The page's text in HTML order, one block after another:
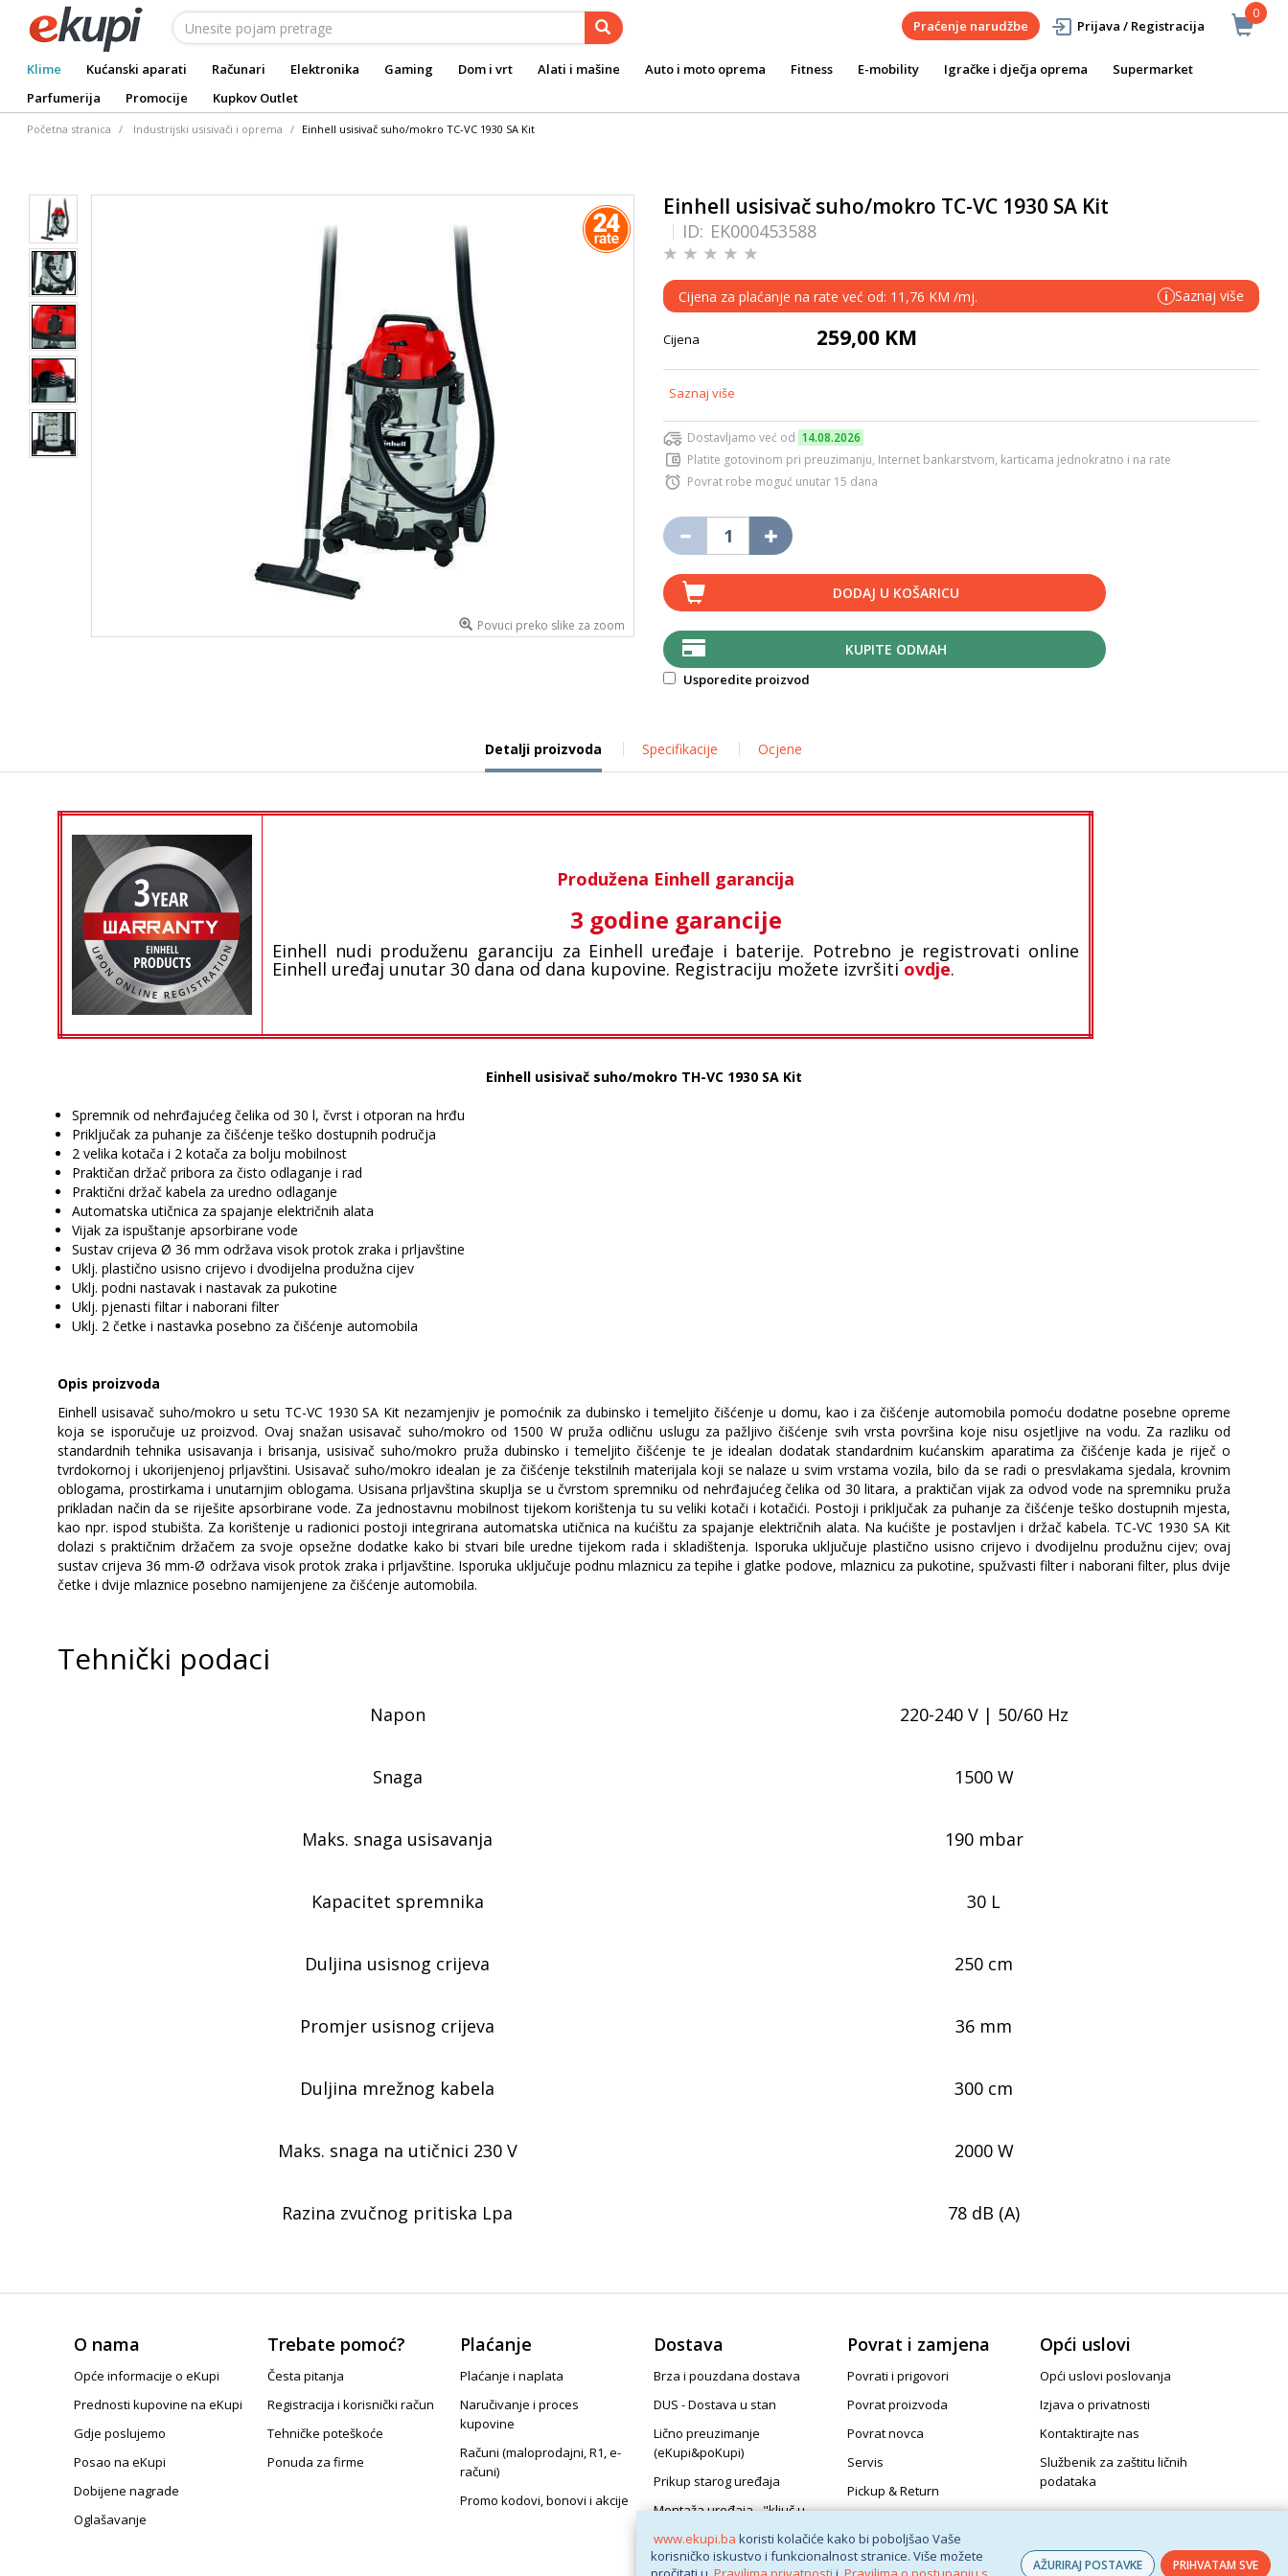
www.ekupi.ba koristi kolačiće kako bi poboljšao Vaše
korisničko iskustvo i funkcionalnost stranice. Više možete
AŽURIRAJ POSTAVKE PRIHVATAM SVE
0
Praćenje narudžbe Prijava / Registracija
Klime Kućanski aparati Računari Elektronika Gaming Dom i vrt Alati i mašine Auto i moto oprema Fitness E-mobility Igračke i dječja oprema
Supermarket
Parfumerija
Promocije Kupkov Outlet
Početna stranica Industrijski usisivači i oprema Einhell usisivač suho/mokro TC-VC 1930 SA Kit
Povuci preko slike za zoom
Einhell usisivač suho/mokro TC-VC 1930 SA Kit
ID: EK000453588
Cijena za plaćanje na rate već od: 11,76 KM /mj. i Saznaj više
Cijena 259,00 KM
Saznaj više
Dostavljamo već od 14.08.2026
Platite gotovinom pri preuzimanju, Internet bankarstvom, karticama jednokratno i na rate
Povrat robe moguć unutar 15 dana
DODAJ U KOŠARICU
KUPITE ODMAH
Usporedite proizvod
Detalji proizvoda Specifikacije Ocjene
Produžena Einhell garancija
3 godine garancije
Einhell nudi produženu garanciju za Einhell uređaje i baterije. Potrebno je registrovati online
Einhell uređaj unutar 30 dana od dana kupovine. Registraciju možete izvršitiovdje.
Einhell usisivač suho/mokro TH-VC 1930 SA Kit
Spremnik od nehrđajućeg čelika od 30 l, čvrst i otporan na hrđu
Priključak za puhanje za čišćenje teško dostupnih područja
2 velika kotača i 2 kotača za bolju mobilnost
Praktičan držač pribora za čisto odlaganje i rad
Praktični držač kabela za uredno odlaganje
Automatska utičnica za spajanje električnih alata
Vijak za ispuštanje apsorbirane vode
Sustav crijeva Ø 36 mm održava visok protok zraka i prljavštine
Uklj. plastično usisno crijevo i dvodijelna produžna cijev
Uklj. podni nastavak i nastavak za pukotine
Uklj. pjenasti filtar i naborani filter
Uklj. 2 četke i nastavka posebno za čišćenje automobila
Opis proizvoda
Einhell usisavač suho/mokro u setu TC-VC 1930 SA Kit nezamjenjiv je pomoćnik za dubinsko i temeljito čišćenje u domu, kao i za čišćenje automobila pomoću dodatne posebne opreme
koja se isporučuje uz proizvod. Ovaj snažan usisavač suho/mokro od 1500 W pruža odličnu uslugu za pažljivo čišćenje svih vrsta površina koje nisu osjetljive na vodu. Za razliku od
standardnih tehnika usisavanja i brisanja, usisivač suho/mokro pruža dubinsko i temeljito čišćenje te je idealan dodatak standardnim kućanskim aparatima za čišćenje kada je riječ o
tvrdokornoj i ukorijenjenoj prljavštini. Usisavač suho/mokro idealan je za čišćenje tekstilnih materijala koji se nalaze u svim vrstama vozila, bilo da se radi o presvlakama sjedala, krovnim
oblogama, prostirkama i unutarnjim oblogama. Usisana prljavština skuplja se u čvrstom spremniku od nehrđajućeg čelika od 30 litara, a praktičan vijak za odvod vode na spremniku pruža
prikladan način da se riješite apsorbirane vode. Za jednostavnu mobilnost tijekom korištenja tu su veliki kotači i kotačići. Postoji i priključak za puhanje za čišćenje teško dostupnih mjesta,
kao npr. ispod stubišta. Za korištenje u radionici postoji integrirana automatska utičnica na kućištu za spajanje električnih alata. Na kućište je postavljen i držač kabela. TC-VC 1930 SA Kit
dolazi s praktičnim držačem za svoje opsežne dodatke kako bi stvari bile uredne tijekom rada i skladištenja. Isporuka uključuje plastično usisno crijevo i dvodijelnu produžnu cijev; ovaj
sustav crijeva 36 mm-Ø održava visok protok zraka i prljavštine. Isporuka uključuje podnu mlaznicu za tepihe i glatke podove, mlaznicu za pukotine, spužvasti filter i naborani filter, plus dvije
četke i dvije mlaznice posebno namijenjene za čišćenje automobila.
Tehnički podaci
Napon 220-240 V | 50/60 Hz
Snaga 1500 W
Maks. snaga usisavanja 190 mbar
Kapacitet spremnika 30 L
Duljina usisnog crijeva 250 cm
Promjer usisnog crijeva 36 mm
Duljina mrežnog kabela 300 cm
Maks. snaga na utičnici 230 V 2000 W
Razina zvučnog pritiska Lpa 78 dB (A)
O nama
Opće informacije o eKupi
Prednosti kupovine na eKupi
Gdje poslujemo
Posao na eKupi
Dobijene nagrade
Oglašavanje
Trebate pomoć?
Česta pitanja
Registracija i korisnički račun
Tehničke poteškoće
Ponuda za firme
Plaćanje
Plaćanje i naplata
Naručivanje i proces
kupovine
Računi (maloprodajni, R1, e-
računi)
Promo kodovi, bonovi i akcije
Dostava
Brza i pouzdana dostava
DUS - Dostava u stan
Lično preuzimanje
(eKupi&poKupi)
Prikup starog uređaja
Montaža uređaja - "ključ u
Povrat i zamjena
Povrati i prigovori
Povrat proizvoda
Povrat novca
Servis
Pickup & Return
Opći uslovi
Opći uslovi poslovanja
Izjava o privatnosti
Kontaktirajte nas
Službenik za zaštitu ličnih
podataka